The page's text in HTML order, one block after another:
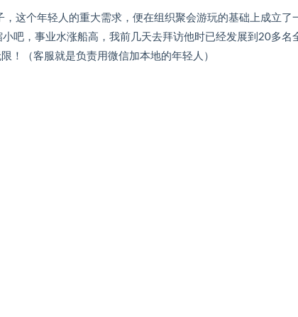
这个年轻人的重大需求，便在组织聚会游玩的基础上成立了
吧，事业水涨船高，我前几天去拜访他时已经发展到20多名
！（客服就是负责用微信加本地的年轻人）